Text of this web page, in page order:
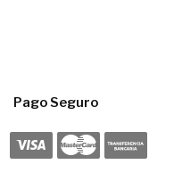
Pago Seguro